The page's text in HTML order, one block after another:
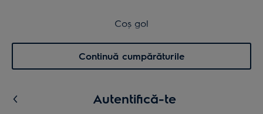
Menu 0
Coș de cumpărături
Coș gol
Continuă cumpărăturile
Autentifică-te